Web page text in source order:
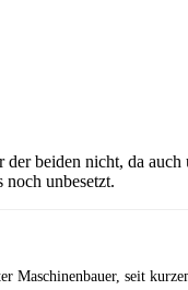
beiden nicht, da
noch unbesetzt.
Maschinenbauer, seit